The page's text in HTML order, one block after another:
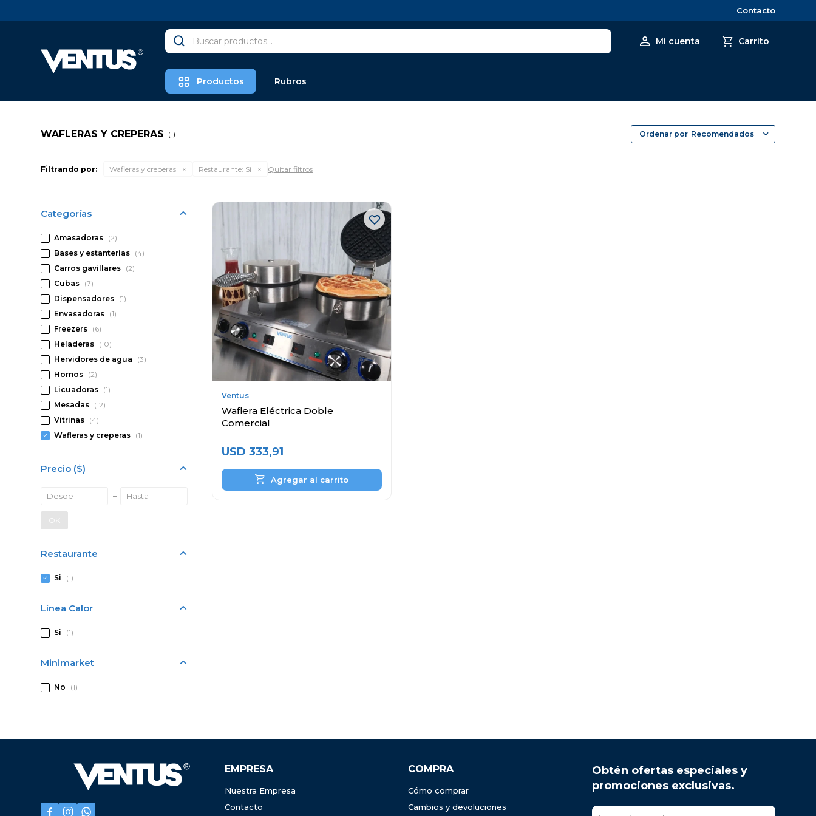
Productos Rubros
Contacto
WAFLERAS Y CREPERAS (1) Recomendados
Filtrando por: Wafleras y creperas Restaurante: Si Quitar filtros
Ventus
Waflera Eléctrica Doble
Comercial
USD 333,91
Categorías
Amasadoras (2)
Bases y estanterías (4)
Carros gavillares (2)
Cubas (7)
Dispensadores (1)
Envasadoras (1)
Freezers (6)
Heladeras (10)
Hervidores de agua
(3)
Hornos (2)
Licuadoras (1)
Mesadas (12)
Vitrinas (4)
Wafleras y creperas (1)
Precio ($)
OK
Restaurante
Si (1)
Línea Calor
Si (1)
Minimarket
No (1)
  
EMPRESA
Nuestra Empresa
Contacto
COMPRA
Cómo comprar
Cambios y devoluciones
Obtén ofertas especiales y
promociones exclusivas.